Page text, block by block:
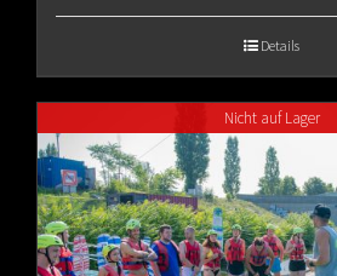
€80.00
Details
Nicht auf Lager